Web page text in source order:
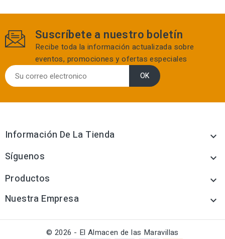
Suscríbete a nuestro boletín
Recibe toda la información actualizada sobre
eventos, promociones y ofertas especiales
Información De La Tienda 
Síguenos 
Productos 
Nuestra Empresa 
© 2026 - El Almacen de las Maravillas